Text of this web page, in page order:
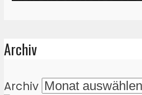
Archiv
Archiv